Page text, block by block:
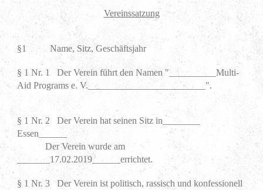
Vereinssatzung
§1 Name, Sitz, Geschäftsjahr
§ 1 Nr. 1 Der Verein führt den Namen "__________Multi-
Aid Programs e. V._________________________".
§ 1 Nr. 2 Der Verein hat seinen Sitz in________
Essen______
Der Verein wurde am
_______17.02.2019______errichtet.
§ 1 Nr. 3 Der Verein ist politisch, rassisch und konfessionell